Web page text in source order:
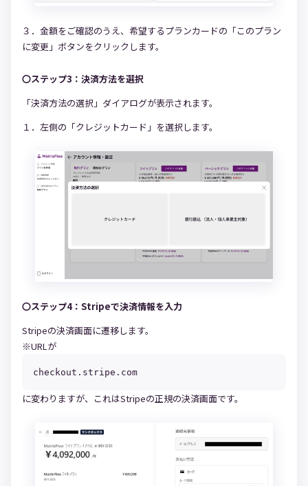
３．金額をご確認のうえ、希望するプランカードの「このプラン
に変更」ボタンをクリックします。
〇ステップ3：決済方法を選択
「決済方法の選択」ダイアログが表示されます。
１．左側の「クレジットカード」を選択します。
〇ステップ4：Stripeで決済情報を入力
Stripeの決済画面に遷移します。
※URLが
checkout.stripe.com
に変わりますが、これはStripeの正規の決済画面です。